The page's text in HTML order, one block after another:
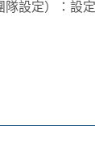
隊設定）：設